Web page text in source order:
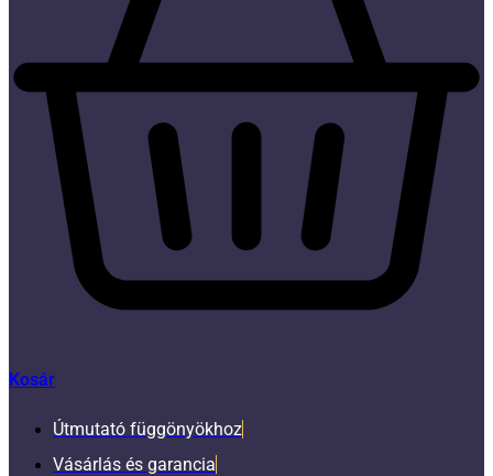
Kosár
Útmutató függönyökhoz
Vásárlás és garancia